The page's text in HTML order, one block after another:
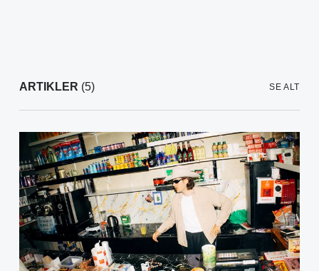
ARTIKLER (5) SE ALT